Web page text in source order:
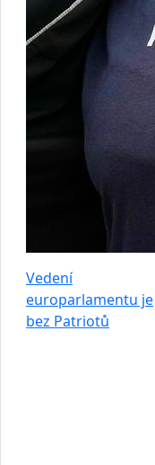
Vedení
europarlamentu je
bez Patriotů